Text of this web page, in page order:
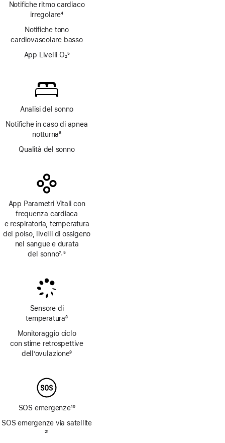
Notifiche ritmo cardiaco
irregolare4
Notifiche tono
cardiovascolare basso
App Livelli O₂5
Analisi del sonno
Notifiche in caso di apnea
notturna6
Qualità del sonno
App Parametri Vitali con
frequenza cardiaca
e respiratoria, temperatura
del polso, livelli di ossigeno
nel sangue e durata
del sonno7, 5
Sensore di
temperatura
Nota
8
Monitoraggio ciclo
con stime retrospettive
dell’ovulazione9
SOS emergenze10
SOS emergenze via satellite
21